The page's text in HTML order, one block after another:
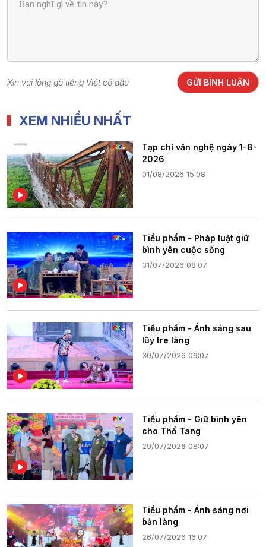
Xin vui lòng gõ tiếng Việt có dấu GỬI BÌNH LUẬN
XEM NHIỀU NHẤT
Tạp chí văn nghệ ngày 1-8-
2026
01/08/2026 15:08
Tiểu phẩm - Pháp luật giữ
bình yên cuộc sống
31/07/2026 08:07
Tiểu phẩm - Ánh sáng sau
lũy tre làng
30/07/2026 09:07
Tiểu phẩm - Giữ bình yên
cho Thổ Tang
29/07/2026 08:07
Tiểu phẩm - Ánh sáng nơi
bản làng
26/07/2026 16:07